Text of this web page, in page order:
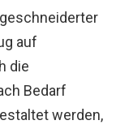
auf
die
Bedarf
werden,